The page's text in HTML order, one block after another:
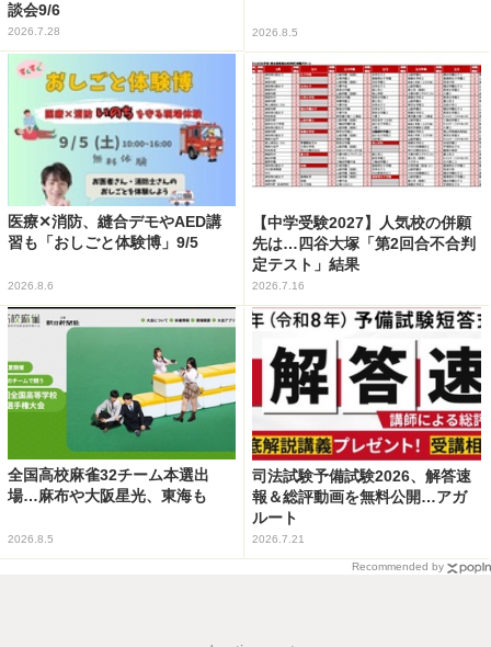
談会9/6
2026.7.28 2026.8.5
医療✕消防、縫合デモやAED講
習も「おしごと体験博」9/5
2026.8.6
【中学受験2027】人気校の併願
先は…四谷大塚「第2回合不合判
定テスト」結果
2026.7.16
全国高校麻雀32チーム本選出
場…麻布や大阪星光、東海も
2026.8.5
司法試験予備試験2026、解答速
報＆総評動画を無料公開…アガ
ルート
2026.7.21
Recommended by